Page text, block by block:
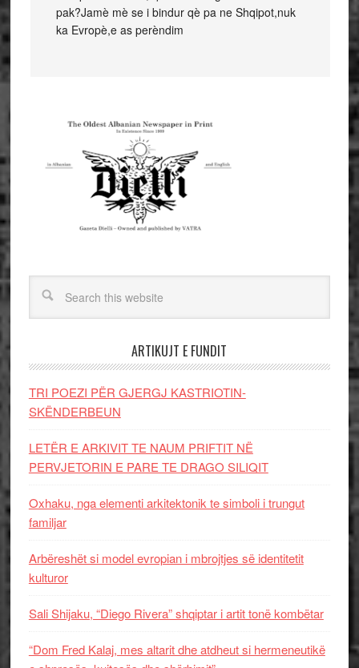
pak?Jamè mè se i bindur qè pa ne Shqipot,nuk
ka Evropè,e as perèndim
ARTIKUJT E FUNDIT
TRI POEZI PËR GJERGJ KASTRIOTIN-
SKËNDERBEUN
LETËR E ARKIVIT TE NAUM PRIFTIT NË
PERVJETORIN E PARE TE DRAGO SILIQIT
Oxhaku, nga elementi arkitektonik te simboli i trungut
familjar
Arbëreshët si model evropian i mbrojtjes së identitetit
kulturor
Sali Shijaku, “Diego Rivera” shqiptar i artit tonë kombëtar
“Dom Fred Kalaj, mes altarit dhe atdheut si hermeneutikë